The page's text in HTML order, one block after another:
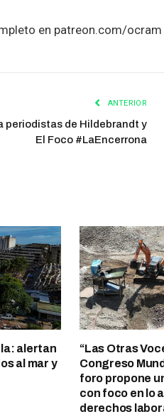
en patreon.com/ocram
ANTERIOR
periodistas de Hildebrandt y
El Foco #LaEncerrona
alertan
al mar y
“Las Otras
Congreso
foro propone
con foco en lo
derechos